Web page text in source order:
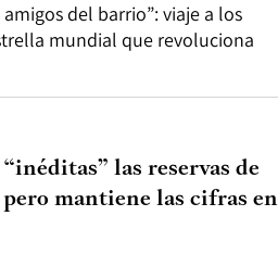
del barrio”: viaje a los
mundial que revoluciona
las reservas de
mantiene las cifras en